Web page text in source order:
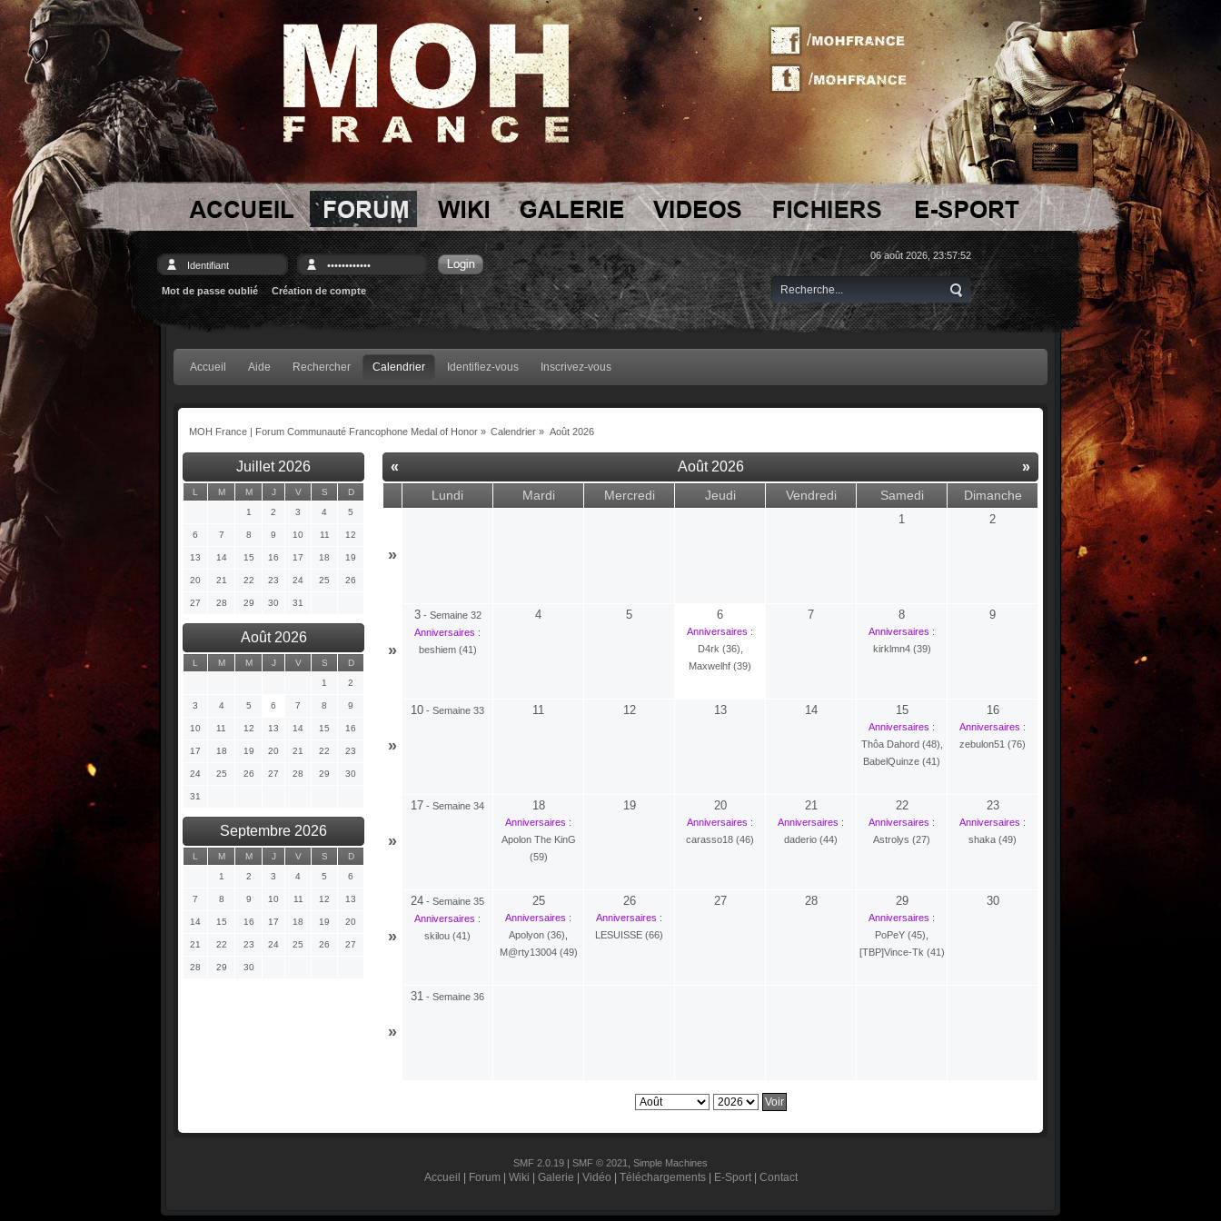
Mot de passe oublié Création de compte
06 août 2026, 23:57:52
Accueil Aide Rechercher Calendrier Identifiez-vous Inscrivez-vous
MOH France | Forum Communauté Francophone Medal of Honor» Calendrier » Août 2026
Juillet 2026
L M M J V S
D
1
2 3 4 5
6 7 8 9 10 11 12
13 14 15 16 17 18 19
20 21 22 23 24 25 26
27 28 29 30 31
Août 2026
L M M J V S
D
1
2
3 4 5 6 7 8 9
10 11 12 13 14 15 16
17 18 19 20 21 22 23
24 25 26 27 28 29 30
31
Septembre 2026
L M M J V S
D
1
2 3 4 5 6
7 8 9 10 11 12 13
14 15 16 17 18 19 20
21 22 23 24 25 26 27
28 29 30
« »
Août 2026
Lundi Mardi Mercredi Jeudi Vendredi Samedi Dimanche
»
1 2
»
3- Semaine 32
Anniversaires :
beshiem (41)
4 5 6
Anniversaires :
D4rk (36)
Maxwelhf (39)
7 8
Anniversaires :
kirklmn4 (39)
9
»
10 - Semaine 33 11 12 13 14 15
Anniversaires :
Thôa Dahord (48)
BabelQuinze (41)
16
Anniversaires :
zebulon51 (76)
»
17 - Semaine 34 18
Anniversaires :
Apolon The KinG
(59)
19 20
Anniversaires :
carasso18 (46)
21
Anniversaires :
daderio (44)
22
Anniversaires :
Astrolys (27)
23
Anniversaires :
shaka (49)
»
24 - Semaine 35
Anniversaires :
skilou (41)
25
Anniversaires :
Apolyon (36)
M@rty13004 (49)
26
Anniversaires :
LESUISSE (66)
27 28 29
Anniversaires :
PoPeY (45)
[TBP]Vince-Tk (41)
30
»
31 - Semaine 36
SMF 2.0.19 | SMF © 2021 Simple Machines
Accueil | Forum | Wiki | Galerie | Vidéo | Téléchargements| E-Sport| Contact